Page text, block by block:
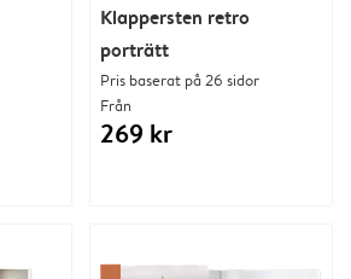
Klappersten retro
porträtt
Pris baserat på 26 sidor
Från
269 kr